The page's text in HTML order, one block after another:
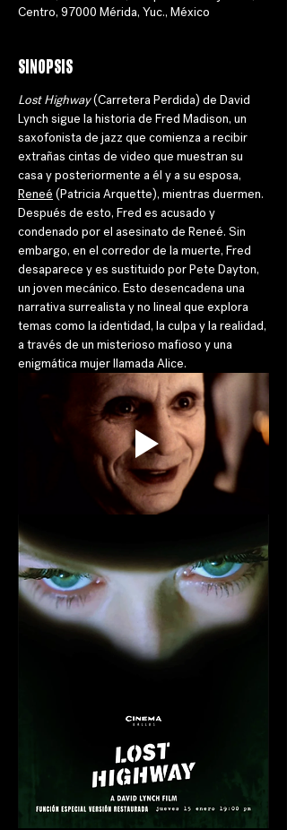
Centro, 97000 Mérida, Yuc., México
Sinopsis
Lost Highway (Carretera Perdida) de David
Lynch sigue la historia de Fred Madison, un
saxofonista de jazz que comienza a recibir
extrañas cintas de video que muestran su
casa y posteriormente a él y a su esposa,
Reneé (Patricia Arquette), mientras duermen.
Después de esto, Fred es acusado y
condenado por el asesinato de Reneé. Sin
embargo, en el corredor de la muerte, Fred
desaparece y es sustituido por Pete Dayton,
un joven mecánico. Esto desencadena una
narrativa surrealista y no lineal que explora
temas como la identidad, la culpa y la realidad,
a través de un misterioso mafioso y una
enigmática mujer llamada Alice.